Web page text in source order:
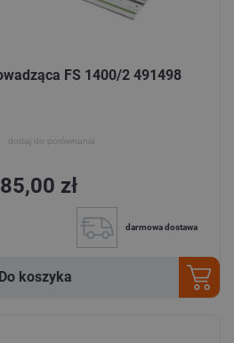
FS 1400/2 491498
dodaj do porównania
zł
darmowa dostawa
Do koszyka